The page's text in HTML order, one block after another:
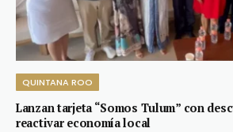
QUINTANA ROO
Lanzan tarjeta “Somos Tulum” con
reactivar economía local